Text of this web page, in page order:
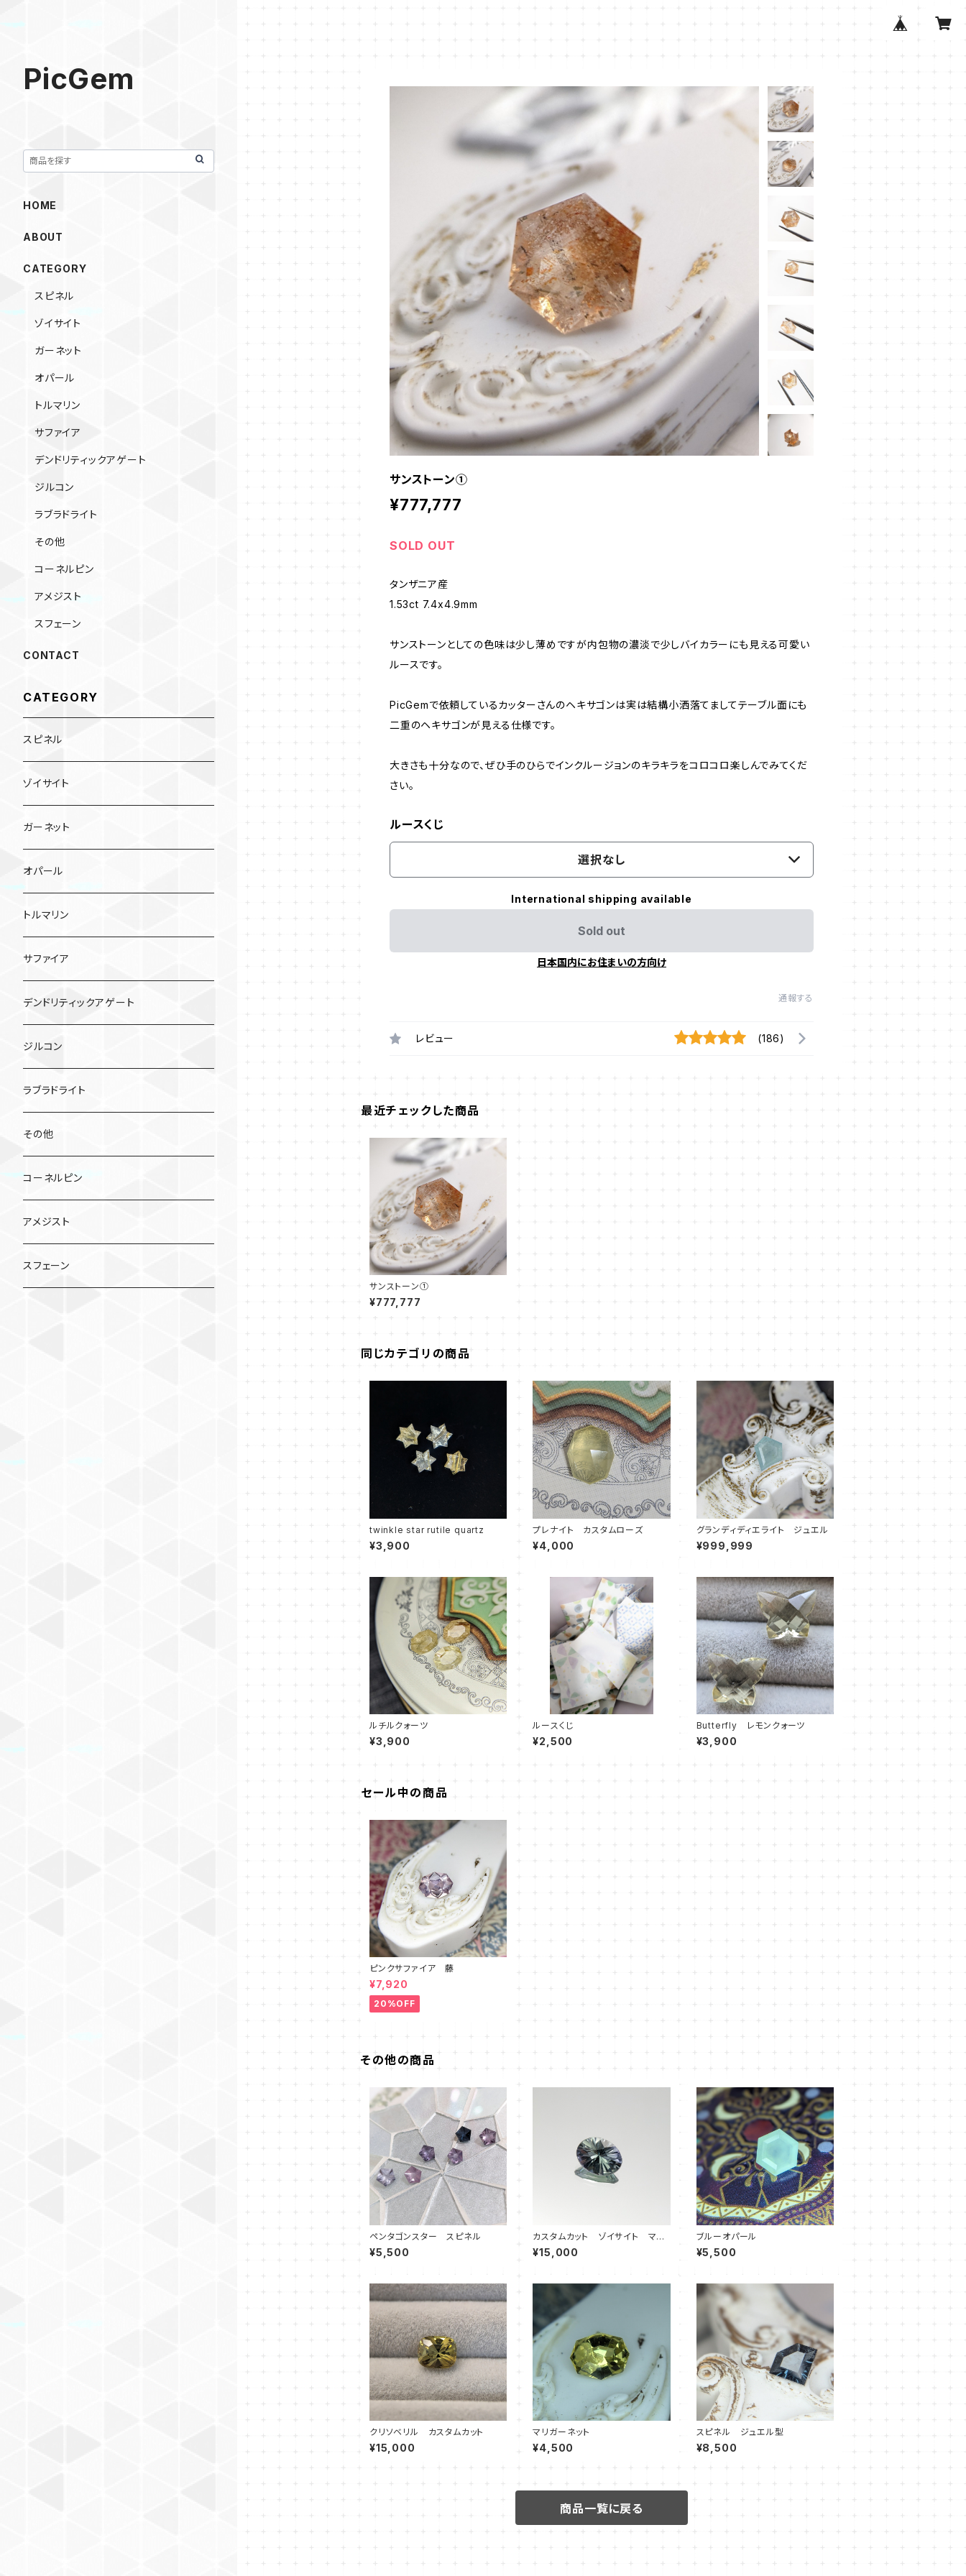
サンストーン①
¥777,777
SOLD OUT
タンザニア産
1.53ct 7.4x4.9mm
サンストーンとしての色味は少し薄めですが内包物の濃淡で少しバイカラーにも見える可愛い
ルースです。
PicGemで依頼しているカッターさんのヘキサゴンは実は結構小洒落てましてテーブル面にも
二重のヘキサゴンが見える仕様です。
大きさも十分なので、ぜひ手のひらでインクルージョンのキラキラをコロコロ楽しんでみてくだ
さい。
ルースくじ
選択なし
International shipping available
Sold out
日本国内にお住まいの方向け
通報する
レビュー (186)
最近チェックした商品
サンストーン①
¥777,777
同じカテゴリの商品
twinkle star rutile quartz
¥3,900
プレナイト カスタムローズ
¥4,000
グランディディエライト ジュエル
¥999,999
ルチルクォーツ
¥3,900
ルースくじ
¥2,500
Butterfly レモンクォーツ
¥3,900
セール中の商品
ピンクサファイア 藤
¥7,920
20%OFF
その他の商品
ペンタゴンスター スピネル
¥5,500
カスタムカット ゾイサイト マー
メイド
¥15,000
ブルーオパール
¥5,500
クリソベリル カスタムカット
¥15,000
マリガーネット
¥4,500
スピネル ジュエル型
¥8,500
商品一覧に戻る
PicGem
HOME
ABOUT
CATEGORY
スピネル
ゾイサイト
ガーネット
オパール
トルマリン
サファイア
デンドリティックアゲート
ジルコン
ラブラドライト
その他
コーネルピン
アメジスト
スフェーン
CONTACT
CATEGORY
スピネル
ゾイサイト
ガーネット
オパール
トルマリン
サファイア
デンドリティックアゲート
ジルコン
ラブラドライト
その他
コーネルピン
アメジスト
スフェーン